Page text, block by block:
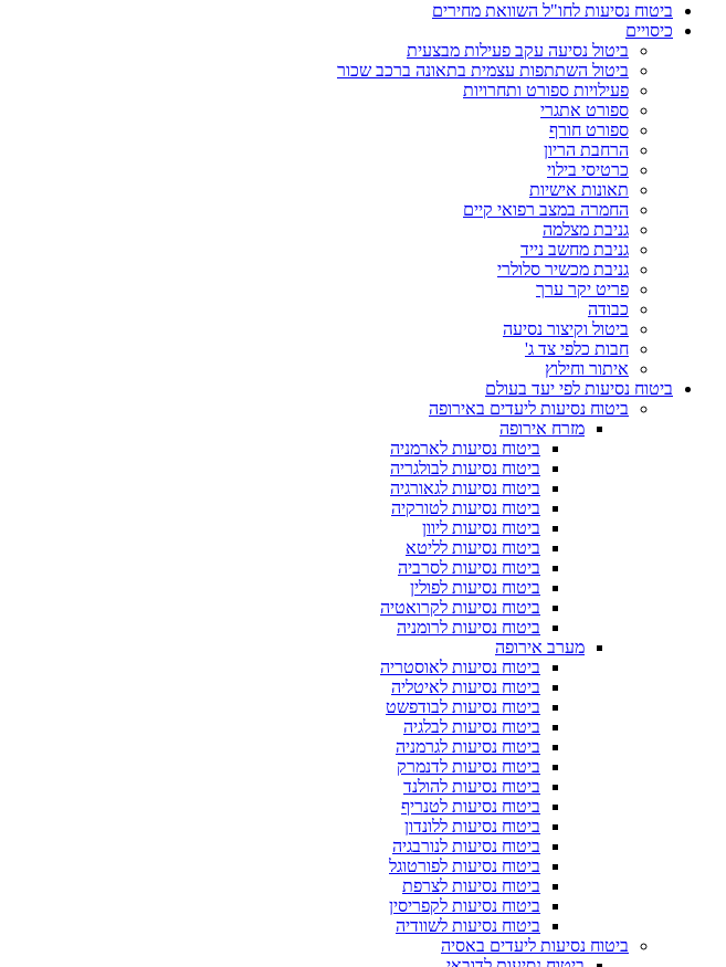
ביטוח נסיעות לחו"ל השוואת מחירים
כיסויים
ביטול נסיעה עקב פעילות מבצעית
ביטול השתתפות עצמית בתאונה ברכב שכור
פעילויות ספורט ותחרויות
ספורט אתגרי
ספורט חורף
הרחבת הריון
כרטיסי בילוי
תאונות אישיות
החמרה במצב רפואי קיים
גניבת מצלמה
גניבת מחשב נייד
גניבת מכשיר סלולרי
פריט יקר ערך
כבודה
ביטול וקיצור נסיעה
חבות כלפי צד ג'
איתור וחילוץ
ביטוח נסיעות לפי יעד בעולם
ביטוח נסיעות ליעדים באירופה
מזרח אירופה
ביטוח נסיעות לארמניה
ביטוח נסיעות לבולגריה
ביטוח נסיעות לגאורגיה
ביטוח נסיעות לטורקיה
ביטוח נסיעות ליוון
ביטוח נסיעות לליטא
ביטוח נסיעות לסרביה
ביטוח נסיעות לפולין
ביטוח נסיעות לקרואטיה
ביטוח נסיעות לרומניה
מערב אירופה
ביטוח נסיעות לאוסטריה
ביטוח נסיעות לאיטליה
ביטוח נסיעות לבודפשט
ביטוח נסיעות לבלגיה
ביטוח נסיעות לגרמניה
ביטוח נסיעות לדנמרק
ביטוח נסיעות להולנד
ביטוח נסיעות לטנריף
ביטוח נסיעות ללונדון
ביטוח נסיעות לנורבגיה
ביטוח נסיעות לפורטוגל
ביטוח נסיעות לצרפת
ביטוח נסיעות לקפריסין
ביטוח נסיעות לשוודיה
ביטוח נסיעות ליעדים באסיה